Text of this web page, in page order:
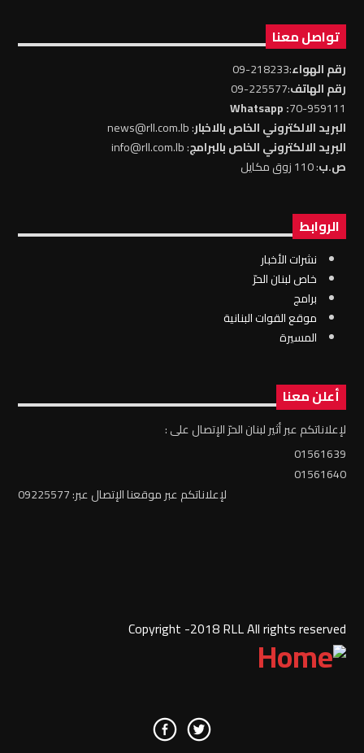
تواصل معنا
رقم الهواء:218233-09
رقم الهاتف:225577-09
70-959111
: Whatsapp
البريد الالكتروني الخاص بالاخبار: news@rll.com.lb
البريد الالكتروني الخاص بالبرامج: info@rll.com.lb
ص.ب: 110 زوق مكايل
الروابط
نشرات الأخبار
خاص لبنان الحرّ
برامج
موقع القوات البنانية
المسيرة
أعلن معنا
لإعلاناتكم عبر أثير لبنان الحرّ الإتصال على :
01561639
01561640
لإعلاناتكم عبر موقعنا الإتصال عبر: 09225577
Copyright -2018 RLL All rights reserved